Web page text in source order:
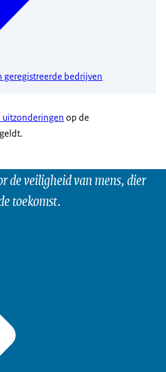
geregistreerde bedrijven
uitzonderingen op de
de veiligheid van mens, dier
toekomst.